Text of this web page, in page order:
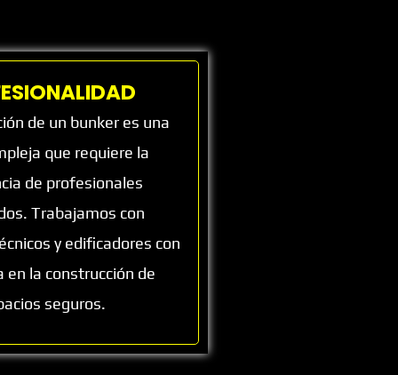
de un bunker es una
que requiere la
de profesionales
Trabajamos con
y edificadores con
en la construcción de
seguros.